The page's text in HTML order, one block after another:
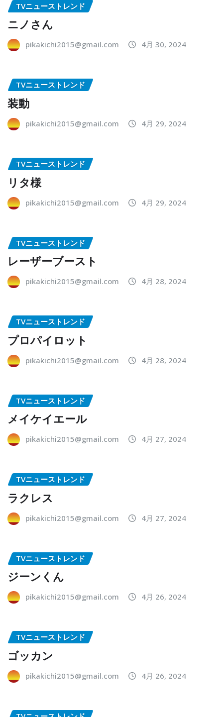
TVニューストレンド
ニノさん
pikakichi2015@gmail.com 4月 30, 2024
TVニューストレンド
装動
pikakichi2015@gmail.com 4月 29, 2024
TVニューストレンド
リタ様
pikakichi2015@gmail.com 4月 29, 2024
TVニューストレンド
レーザーブースト
pikakichi2015@gmail.com 4月 28, 2024
TVニューストレンド
プロパイロット
pikakichi2015@gmail.com 4月 28, 2024
TVニューストレンド
メイケイエール
pikakichi2015@gmail.com 4月 27, 2024
TVニューストレンド
ラクレス
pikakichi2015@gmail.com 4月 27, 2024
TVニューストレンド
ジーンくん
pikakichi2015@gmail.com 4月 26, 2024
TVニューストレンド
ゴッカン
pikakichi2015@gmail.com 4月 26, 2024